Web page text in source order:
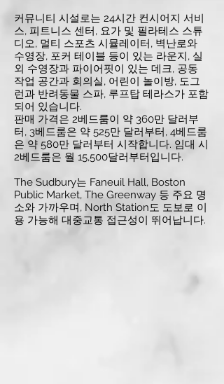
커뮤니티 시설로는 24시간 컨시어지 서비
스, 피트니스 센터, 요가 및 필라테스 스튜
디오, 멀티 스포츠 시뮬레이터, 벽난로와
수영장, 포커 테이블 등이 있는 라운지, 실
외 수영장과 파이어핏이 있는 데크, 공동
작업 공간과 회의실, 어린이 놀이방, 도그
런과 반려동물 스파, 루프탑 테라스가 포함
되어 있습니다.
판매 가격은 2베드룸이 약 360만 달러부
터, 3베드룸은 약 525만 달러부터, 4베드룸
은 약 580만 달러부터 시작합니다. 임대 시
2베드룸은 월 15,500달러부터입니다.
The Sudbury는 Faneuil Hall, Boston
Public Market, The Greenway 등 주요 명
소와 가까우며, North Station도 도보로 이
용 가능해 대중교통 접근성이 뛰어납니다.